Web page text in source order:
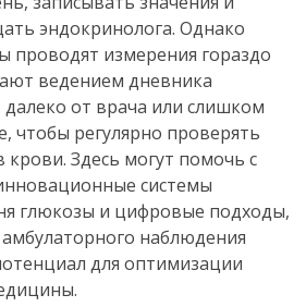
эндокринолога. Однако
проводят измерения гораздо
ведением дневника
от врача или слишком
чтобы регулярно проверять
крови. Здесь могут помочь с
системы
глюкозы и цифровые подходы,
амбулаторного наблюдения
для оптимизации